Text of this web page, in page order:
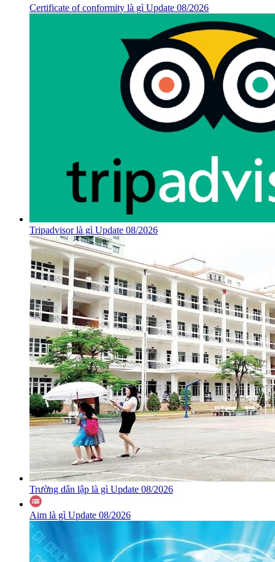
Certificate of conformity là gì Update 08/2026
Tripadvisor là gì Update 08/2026
Trường dân lập là gì Update 08/2026
Aim là gì Update 08/2026